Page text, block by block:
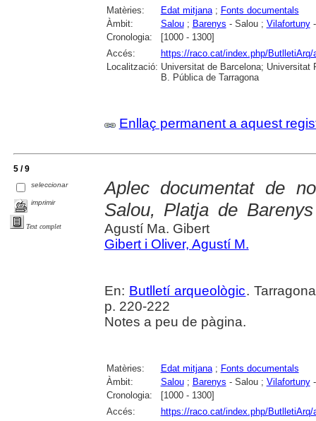
Matèries: Edat mitjana; Fonts documentals
Àmbit:
Salou; Barenys - Salou ; Vilafortuny-
Cronologia:
[1000 - 1300]
Accés:
https://raco.cat/index.php/ButlletiArq/
Localització: Universitat de Barcelona; Universitat
B. Pública de Tarragona
Enllaç permanent a aquest
5 / 9
seleccionar
imprimir
Text complet
Aplec documentat de
Salou, Platja de
Agustí Ma. Gibert
Gibert i Oliver, Agustí M.
En: Butlletí arqueològic.
p. 220-222
Notes a peu de pàgina.
Matèries: Edat mitjana; Fonts documentals
Àmbit:
Salou; Barenys - Salou ; Vilafortuny-
Cronologia:
[1000 - 1300]
Accés:
https://raco.cat/index.php/ButlletiArq/